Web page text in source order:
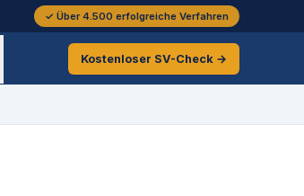
✓ Über 4.500 erfolgreiche Verfahren
Kostenloser SV-Check →